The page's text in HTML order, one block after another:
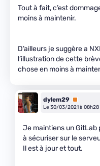
Tout à fait, c’est
moins à maintenir.
D’ailleurs je suggère a
l’illustration de cette
chose en moins à
dylem29 Premium
Le 30/03/2021 à 08h28
Je maintiens un GitLab
à sécuriser sur le
Il est à jour et tout.